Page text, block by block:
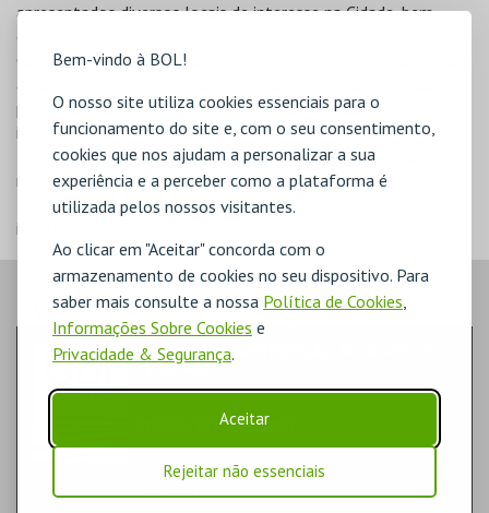
Bem-vindo à BOL!
O nosso site utiliza cookies essenciais para o
funcionamento do site e, com o seu consentimento,
cookies que nos ajudam a personalizar a sua
experiência e a perceber como a plataforma é
utilizada pelos nossos visitantes.
Ao clicar em "Aceitar" concorda com o
armazenamento de cookies no seu dispositivo. Para
saber mais consulte a nossa Política de Cookies
Informações Sobre Cookies e
Privacidade & Segurança.
Aceitar
Rejeitar não essenciais
apresentados diversos locais de interesse na Cidade, bem
como alguns percursos que dão a conhecer o melhor que o
Concelho tem para visitar. Neste âmbito, registe-se que todas
as igrejas, monumentos, locais e trajectos foram visitados e
percorridos de modo a certificar-se a actualidade da
informação disponibilizada ao leitor. O Roteiro Turístico de
Torres Vedras contempla, ainda, os principais eventos que
marcam o calendário do Concelho e informações úteis (como
telefones e horários) para quem quer descobrir mais sobre a
identidade torriense. Data de edição: Dezembro 2007
VEJA AINDA:
VISITA GUIADA EXPOSIÇÃO MCJA ATÉ 25
PESSOAS
TEATRO & ARTE | EXPOSIÇÃO
MUSEU DO CICLISMO
EXPOSIÇÃO PERMANENTE
+ INFO